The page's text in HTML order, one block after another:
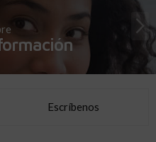
Escríbenos